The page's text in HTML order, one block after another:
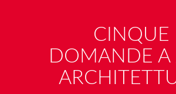
CINQUE
DOMANDE A